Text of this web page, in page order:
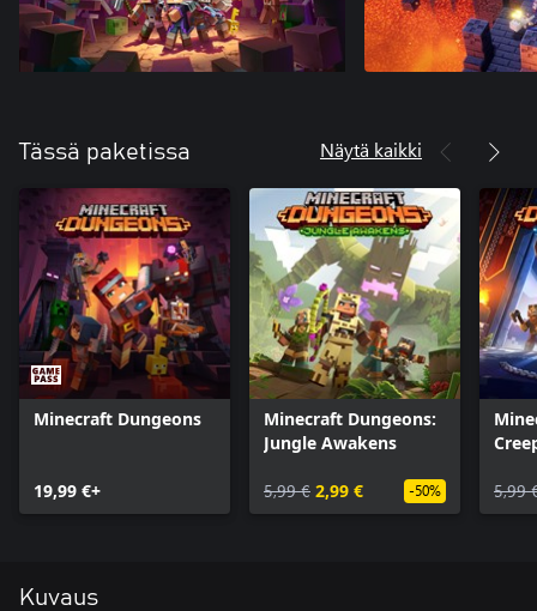
Tässä paketissa Näytä kaikki
Minecraft Dungeons
19,99 €+
Minecraft Dungeons:
Jungle Awakens
5,99 € 2,99 € -50% 5,99
Kuvaus